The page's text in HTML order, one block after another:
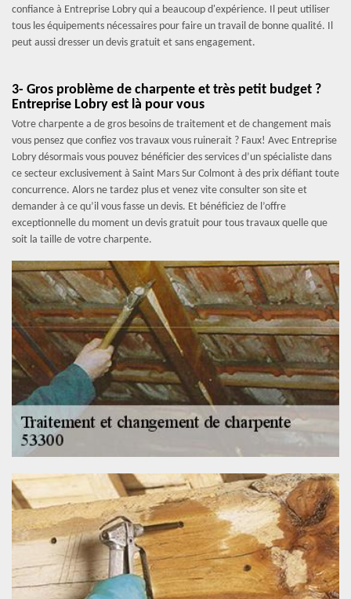
confiance à Entreprise Lobry qui a beaucoup d'expérience. Il peut utiliser
tous les équipements nécessaires pour faire un travail de bonne qualité. Il
peut aussi dresser un devis gratuit et sans engagement.
3- Gros problème de charpente et très petit budget ?
Entreprise Lobry est là pour vous
Votre charpente a de gros besoins de traitement et de changement mais
vous pensez que confiez vos travaux vous ruinerait ? Faux! Avec Entreprise
Lobry désormais vous pouvez bénéficier des services d’un spécialiste dans
ce secteur exclusivement à Saint Mars Sur Colmont à des prix défiant toute
concurrence. Alors ne tardez plus et venez vite consulter son site et
demander à ce qu’il vous fasse un devis. Et bénéficiez de l’offre
exceptionnelle du moment un devis gratuit pour tous travaux quelle que
soit la taille de votre charpente.